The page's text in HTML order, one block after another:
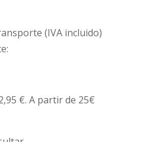
(IVA incluido)
€. A partir de 25€